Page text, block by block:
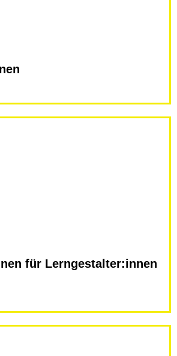
für Lerngestalter:innen